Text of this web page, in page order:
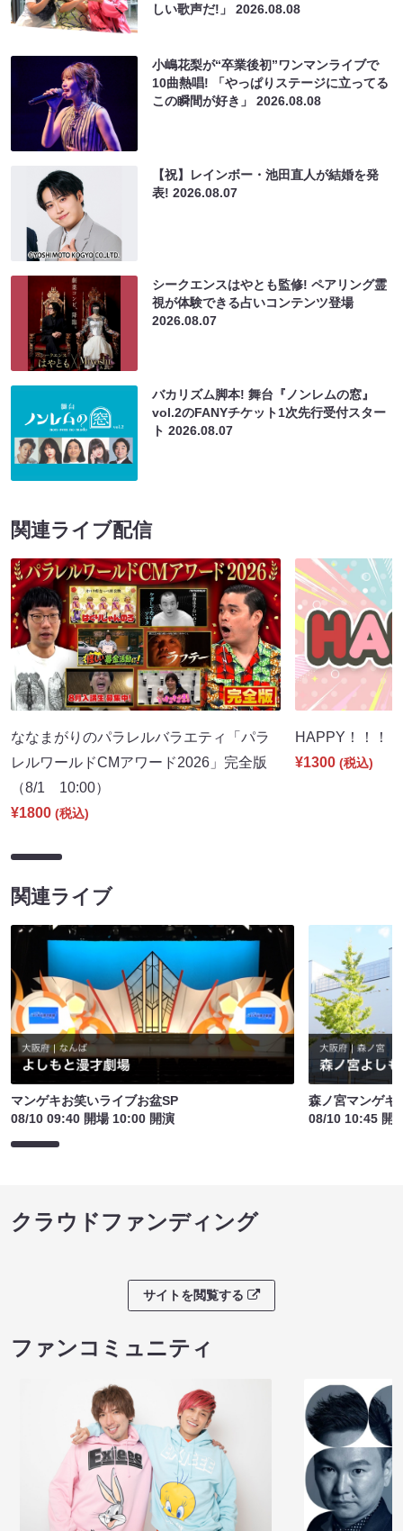
しい歌声だ!」2026.08.08
小嶋花梨が“卒業後初”ワンマンライブで
10曲熱唱! 「やっぱりステージに立ってる
この瞬間が好き」2026.08.08
【祝】レインボー・池田直人が結婚を発
表!2026.08.07
シークエンスはやとも監修! ペアリング霊
視が体験できる占いコンテンツ登場
2026.08.07
バカリズム脚本! 舞台『ノンレムの窓』
vol.2のFANYチケット1次先行受付スター
ト2026.08.07
関連ライブ配信
ななまがりのパラレルバラエティ「パラ
レルワールドCMアワード2026」完全版
（8/1 10:00）
¥1800 (税込)
HAPPY！！！
¥1300 (税込)
関連ライブ
マンゲキお笑いライブお盆SP
08/10 09:40 開場 10:00 開演
森ノ宮マンゲキ
08/10 10:45 開
クラウドファンディング
サイトを閲覧する
ファンコミュニティ